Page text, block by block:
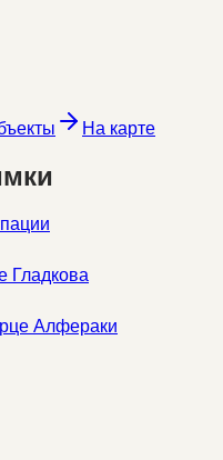
На карте
Гладкова
Алфераки